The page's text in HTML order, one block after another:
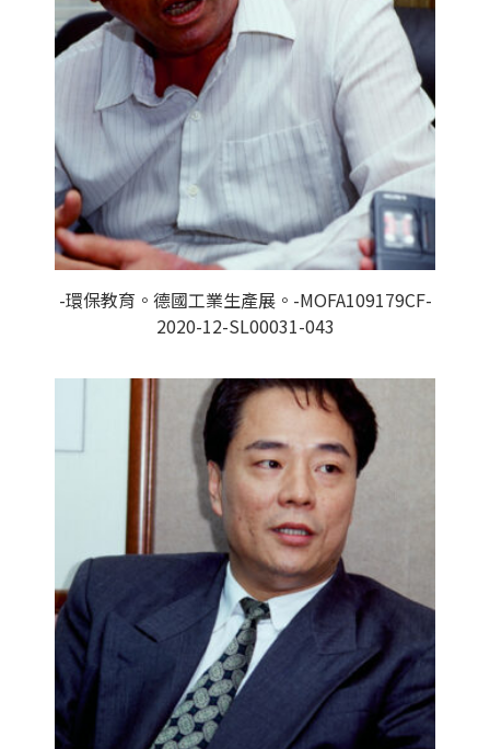
-環保教育。德國工業生產展。-MOFA109179CF-
2020-12-SL00031-043